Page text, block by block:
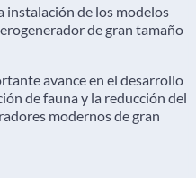
instalación de los modelos
de gran tamaño
avance en el desarrollo
de fauna y la reducción del
modernos de gran